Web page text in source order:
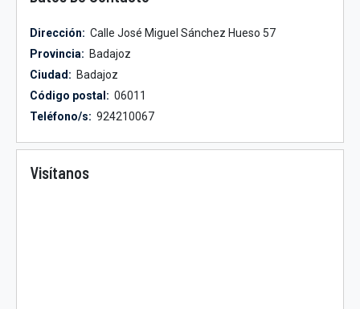
Dirección: Calle José Miguel Sánchez Hueso 57
Provincia: Badajoz
Ciudad: Badajoz
Código postal: 06011
Teléfono/s: 924210067
Visítanos